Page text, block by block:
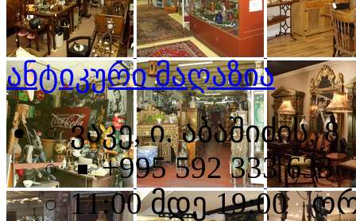
ანტიკური მაღაზია
ვაკე, ი. აბაშიძის, 8
+995 592 333 633
11:00 მდე 19:00